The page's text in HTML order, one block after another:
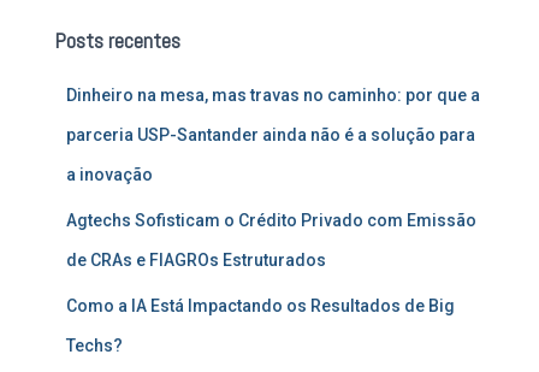
iPosts recentes
Dinheiro na mesa, mas travas no caminho: por que a
parceria USP-Santander ainda não é a solução para
a inovação
Agtechs Sofisticam o Crédito Privado com Emissão
de CRAs e FIAGROs Estruturados
Como a IA Está Impactando os Resultados de Big
Techs?